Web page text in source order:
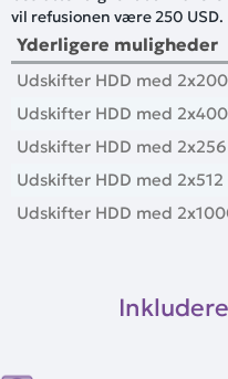
vil refusionen være 250 USD.
Yderligere muligheder
Udskifter HDD med
Udskifter HDD med
Udskifter HDD med 2x256
Udskifter HDD med 2x512
Udskifter HDD med